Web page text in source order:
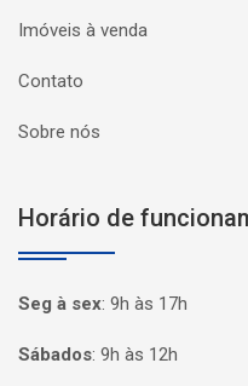
Imóveis à venda
Contato
Sobre nós
Horário de
Seg à sex: 9h às 17h
Sábados: 9h às 12h